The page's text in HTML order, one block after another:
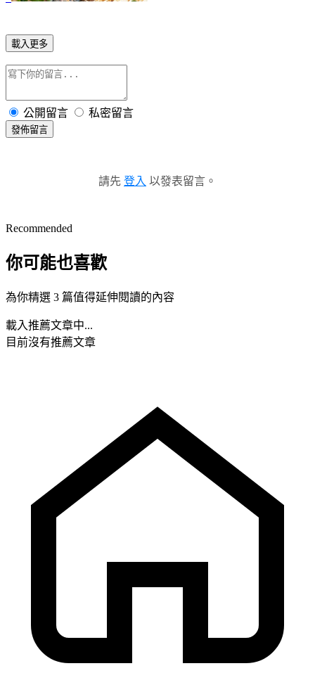
載入更多
公開留言 私密留言
發佈留言
請先 登入 以發表留言。
Recommended
你可能也喜歡
為你精選 3 篇值得延伸閱讀的內容
載入推薦文章中...
目前沒有推薦文章